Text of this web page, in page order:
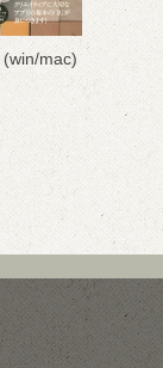
(win/mac)